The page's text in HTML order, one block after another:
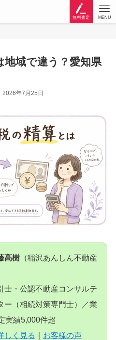
無料査定 MENU
地域で違う？愛知県
2026年7月25日
高樹（稲沢あんしん不動産
士・公認不動産コンサルテ
ー（相続対策専門士）／業
実績5,000件超
しく見る ｜ お客様の声